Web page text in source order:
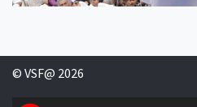
© VSF@ 2026